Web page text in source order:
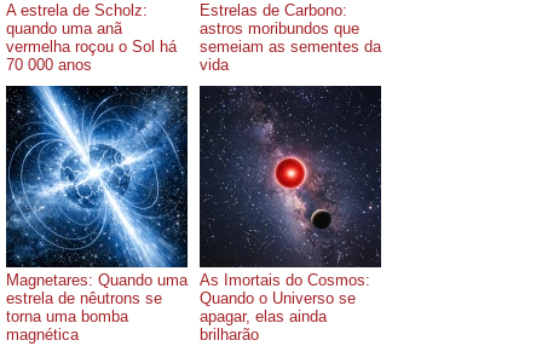
A estrela de Scholz:
quando uma anã
vermelha roçou o Sol há
70 000 anos
Estrelas de Carbono:
astros moribundos que
semeiam as sementes da
vida
Magnetares: Quando uma
estrela de nêutrons se
torna uma bomba
magnética
As Imortais do Cosmos:
Quando o Universo se
apagar, elas ainda
brilharão